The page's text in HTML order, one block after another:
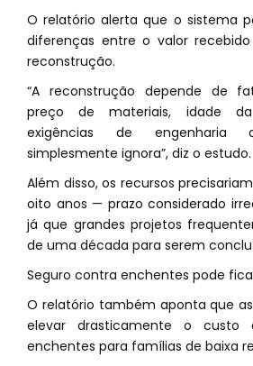
O relatório alerta que o sistema
diferenças entre o valor
reconstrução.
“A reconstrução depende de
preço de materiais, idade
exigências de
simplesmente ignora”, diz o estudo.
Além disso, os recursos
oito anos — prazo considerado
já que grandes projetos
de uma década para serem
Seguro contra enchentes pode
O relatório também aponta que
elevar drasticamente o custo
enchentes para famílias de baixa